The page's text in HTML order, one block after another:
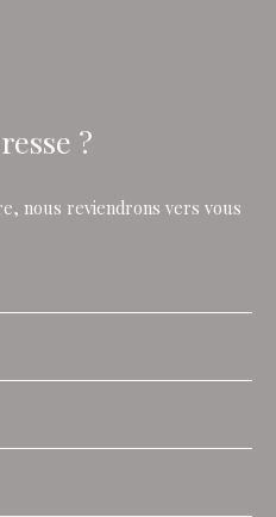
?
nous reviendrons vers vous